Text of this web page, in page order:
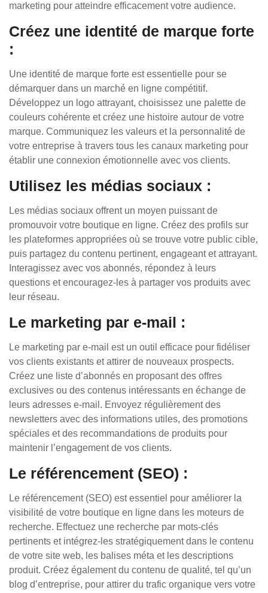
marketing pour atteindre efficacement votre audience.
Créez une identité de marque forte
:
Une identité de marque forte est essentielle pour se
démarquer dans un marché en ligne compétitif.
Développez un logo attrayant, choisissez une palette de
couleurs cohérente et créez une histoire autour de votre
marque. Communiquez les valeurs et la personnalité de
votre entreprise à travers tous les canaux marketing pour
établir une connexion émotionnelle avec vos clients.
Utilisez les médias sociaux :
Les médias sociaux offrent un moyen puissant de
promouvoir votre boutique en ligne. Créez des profils sur
les plateformes appropriées où se trouve votre public cible,
puis partagez du contenu pertinent, engageant et attrayant.
Interagissez avec vos abonnés, répondez à leurs
questions et encouragez-les à partager vos produits avec
leur réseau.
Le marketing par e-mail :
Le marketing par e-mail est un outil efficace pour fidéliser
vos clients existants et attirer de nouveaux prospects.
Créez une liste d’abonnés en proposant des offres
exclusives ou des contenus intéressants en échange de
leurs adresses e-mail. Envoyez régulièrement des
newsletters avec des informations utiles, des promotions
spéciales et des recommandations de produits pour
maintenir l’engagement de vos clients.
Le référencement (SEO) :
Le référencement (SEO) est essentiel pour améliorer la
visibilité de votre boutique en ligne dans les moteurs de
recherche. Effectuez une recherche par mots-clés
pertinents et intégrez-les stratégiquement dans le contenu
de votre site web, les balises méta et les descriptions
produit. Créez également du contenu de qualité, tel qu’un
blog d’entreprise, pour attirer du trafic organique vers votre